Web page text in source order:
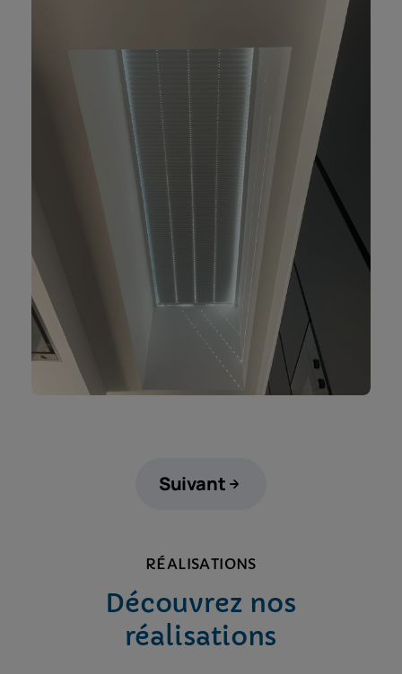
Suivant
RÉALISATIONS
Découvrez nos
réalisations